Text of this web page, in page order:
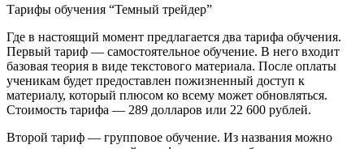
Тарифы обучения “Темный трейдер”
Где в настоящий момент предлагается два тарифа обучения.
Первый тариф — самостоятельное обучение. В него входит
базовая теория в виде текстового материала. После оплаты
ученикам будет предоставлен пожизненный доступ к
материалу, который плюсом ко всему может обновляться.
Стоимость тарифа — 289 долларов или 22 600 рублей.
Второй тариф — групповое обучение. Из названия можно